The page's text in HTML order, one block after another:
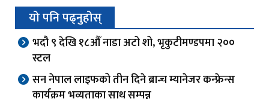
यो पनि पढ्नुहोस्
भदौ ९ देखि १८औँ नाडा अटो शो, भृकुटीमण्डपमा २००
स्टल
सन नेपाल लाइफको तीन दिने ब्रान्च म्यानेजर कन्फ्रेन्स
कार्यक्रम भव्यताका साथ सम्पन्न